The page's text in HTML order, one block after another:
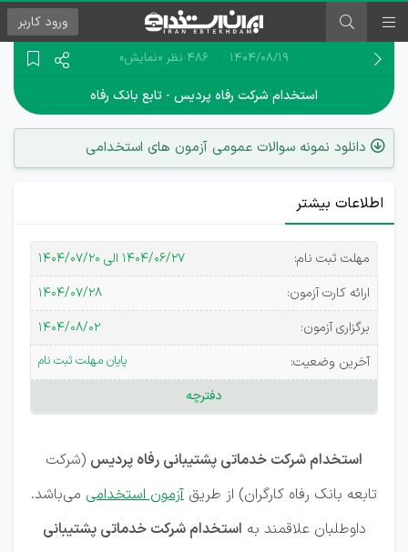
ورود کاربر
۱۴۰۴/۰۸/۱۹ 486 نظر «نمایش»
استخدام شرکت رفاه پردیس - تابع بانک رفاه
دانلود نمونه سوالات عمومی آزمون های استخدامی
اطلاعات بیشتر
مهلت ثبت نام:
۱۴۰۴/۰۶/۲۷ الی ۱۴۰۴/۰۷/۲۰
ارائه کارت آزمون:
۱۴۰۴/۰۷/۲۸
برگزاری آزمون:
۱۴۰۴/۰۸/۰۲
آخرین وضعیت:
پایان مهلت ثبت نام
دفترچه
استخدام
شرکت
خدماتی
پشتیبانی
رفاه
پردیس
استخدام شرکت خدماتی پشتیبانی رفاه پردیس (شرکت
تابعه بانک رفاه کارگران) از طریق آزمون استخدامی می‌باشد.
داوطلبان علاقمند به استخدام شرکت خدماتی پشتیبانی